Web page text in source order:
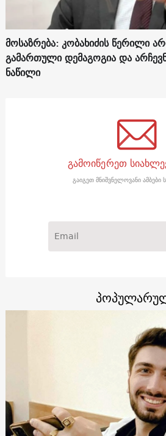
მოსაზრება: კობახიძის წერილი
გამართული დემაგოგია და
ნაწილი
გამოიწერეთ
გაიგეთ მნიშვნელოვანი ამბები